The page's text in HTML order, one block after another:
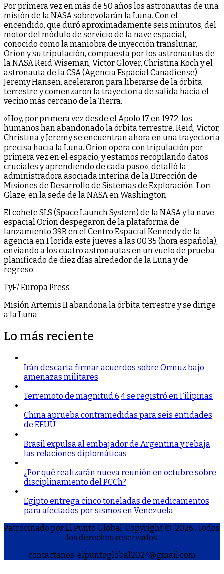
Por primera vez en más de 50 años los astronautas de una
misión de la NASA sobrevolarán la Luna. Con el
encendido, que duró aproximadamente seis minutos, del
motor del módulo de servicio de la nave espacial,
conocido como la maniobra de inyección translunar,
Orion y su tripulación, compuesta por los astronautas de
la NASA Reid Wiseman, Victor Glover, Christina Koch y el
astronauta de la CSA (Agencia Espacial Canadiense)
Jeremy Hansen, aceleraron para liberarse de la órbita
terrestre y comenzaron la trayectoria de salida hacia el
vecino más cercano de la Tierra.
«Hoy, por primera vez desde el Apolo 17 en 1972, los
humanos han abandonado la órbita terrestre. Reid, Victor,
Christina y Jeremy se encuentran ahora en una trayectoria
precisa hacia la Luna. Orion opera con tripulación por
primera vez en el espacio, y estamos recopilando datos
cruciales y aprendiendo de cada paso», detalló la
administradora asociada interina de la Dirección de
Misiones de Desarrollo de Sistemas de Exploración, Lori
Glaze, en la sede de la NASA en Washington.
El cohete SLS (Space Launch System) de la NASA y la nave
espacial Orion despegaron de la plataforma de
lanzamiento 39B en el Centro Espacial Kennedy de la
agencia en Florida este jueves a las 00.35 (hora española),
enviando a los cuatro astronautas en un vuelo de prueba
planificado de diez días alrededor de la Luna y de
regreso.
TyF/ Europa Press
Misión Artemis II abandona la órbita terrestre y se dirige
a la Luna
Lo más reciente
Irán descarta firmar acuerdos sobre Ormuz bajo
amenazas militares
Terremoto de magnitud 6,4 se registró en Filipinas
China aprueba contramedidas para seis entidades
de EEUU
Brasil expulsa al embajador de Argentina y rebaja
las relaciones diplomáticas
¿Por qué realizarán nueva reunión en octubre sobre
disciplinamiento del PCCh?
Egipto entrega cinco toneladas de medicamentos
para afectados por sismos en Venezuela
Patrocinado por El Punto Global. Copyright © 2026 . Todos
los derechos reservados
contactanos: elpuntoglobal2024@gmail.com